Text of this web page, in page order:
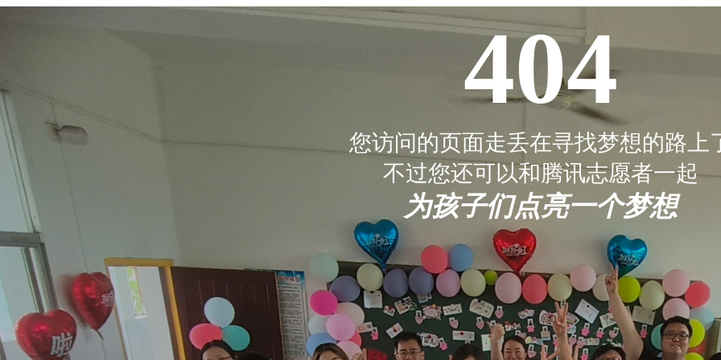
404
您访问的页面走丢在寻找梦想的路上
不过您还可以和腾讯志愿者一起
为孩子们点亮一个梦想